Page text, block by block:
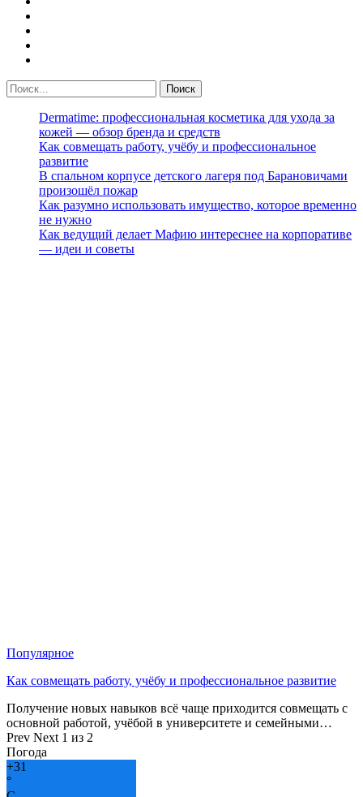
Dermatime: профессиональная косметика для ухода за
кожей — обзор бренда и средств
Как совмещать работу, учёбу и профессиональное
развитие
В спальном корпусе детского лагеря под Барановичами
произошёл пожар
Как разумно использовать имущество, которое временно
не нужно
Как ведущий делает Мафию интереснее на корпоративе
— идеи и советы
Популярное
Как совмещать работу, учёбу и профессиональное развитие
Получение новых навыков всё чаще приходится совмещать с
основной работой, учёбой в университете и семейными…
Prev Next 1 из 2
Погода
+31
°